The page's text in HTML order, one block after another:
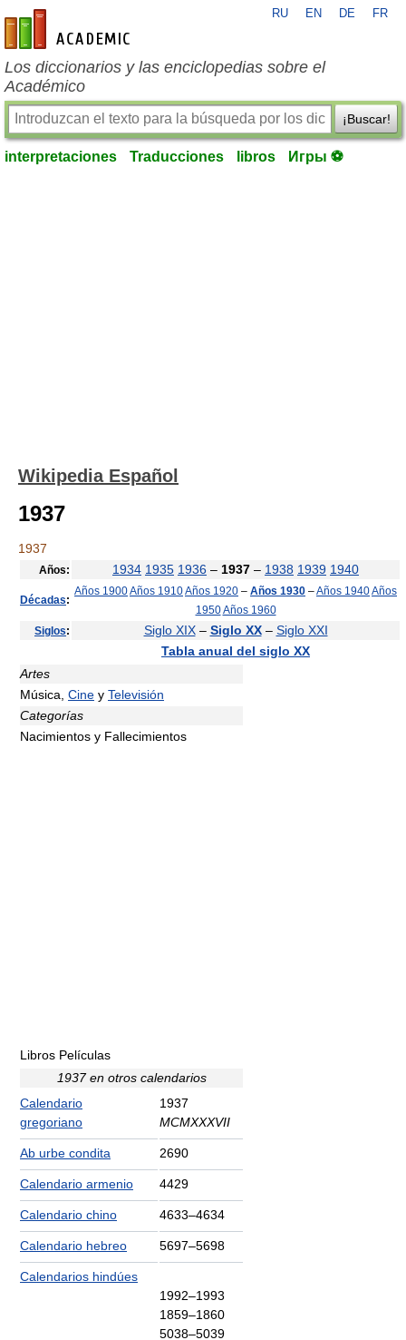
es-academic.com
RU EN DE FR
Los diccionarios y las enciclopedias sobre el
Académico
¡Buscar!
interpretaciones Traducciones libros Игры ⚽
Wikipedia Español
1937
1937
Años: 1934 1935 1936 – 1937 – 1938 1939 1940
Décadas:
Años 1900Años 1910Años 1920 – Años 1930 –Años 1940Años
1950Años 1960
Siglos: Siglo XIX– Siglo XX– Siglo XXI
Tabla anual del siglo XX
Artes
Música, Cine y Televisión
Categorías
Nacimientos y Fallecimientos
Libros Películas
1937 en otros calendarios
Calendario
gregoriano
1937
MCMXXXVII
Ab urbe condita 2690
Calendario armenio 4429
Calendario chino 4633–4634
Calendario hebreo 5697–5698
Calendarios hindúes
1992–1993
1859–1860
5038–5039